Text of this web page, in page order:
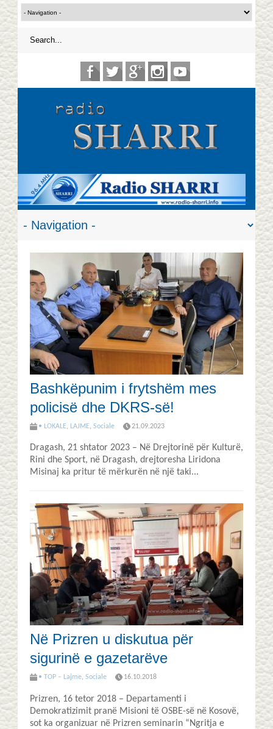
Bashkëpunim i frytshëm mes
policisë dhe DKRS-së!
• LOKALE, LAJME, Sociale 21.09.2023
Dragash, 21 shtator 2023 – Në Drejtorinë për Kulturë,
Rini dhe Sport, në Dragash, drejtoresha Liridona
Misinaj ka pritur të mërkurën në një taki...
Në Prizren u diskutua për
sigurinë e gazetarëve
• TOP – Lajme, Sociale 16.10.2018
Prizren, 16 tetor 2018 – Departamenti i
Demokratizimit pranë Misioni të OSBE-së në Kosovë,
sot ka organizuar në Prizren seminarin “Ngritja e